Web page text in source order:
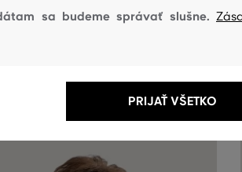
sa budeme správať slušne.
PRIJAŤ VŠETKO